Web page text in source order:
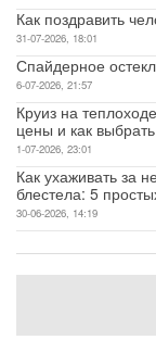
Как поздравить
31-07-2026, 18:01
Спайдерное
6-07-2026, 21:57
Круиз на
цены и как
1-07-2026, 23:01
Как ухаживать за
блестела: 5
30-06-2026, 14:19